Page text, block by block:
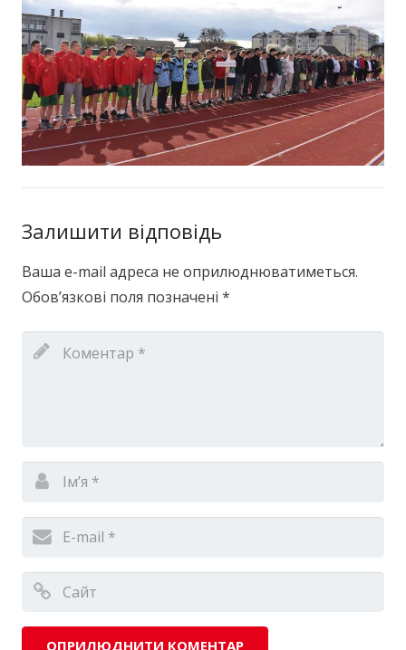
Залишити відповідь
Ваша e-mail адреса не оприлюднюватиметься.
Обов’язкові поля позначені *